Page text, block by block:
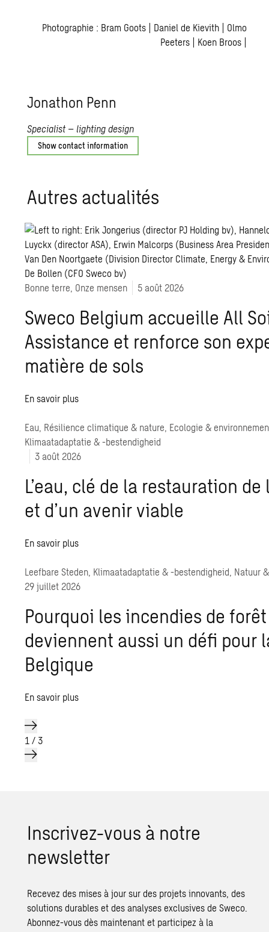
Photographie : Bram Goots | Daniel de Kievith | Olmo
Peeters | Koen Broos |
Jona­thon Penn
Specialist – lighting design
Show contact information
Autres actua­li­tés
Bonne terre, Onze mensen 5 août 2026
Sweco Belgium accueille All
Assistance et renforce son
matière de sols
En savoir plus
Eau, Résilience climatique & nature, Ecologie &
Klimaatadaptatie & -bestendigheid
3 août 2026
L’eau, clé de la restauration
et d’un avenir viable
En savoir plus
Leefbare Steden, Klimaatadaptatie & -bestendigheid, Natuur
29 juillet 2026
Pourquoi les incendies de forêt
deviennent aussi un défi pour
Belgique
En savoir plus
1 / 3
Ins­cri­vez-vous à notre
news­let­ter
Recevez des mises à jour sur des projets innovants, des
solutions durables et des analyses exclusives de Sweco.
Abonnez-vous dès maintenant et participez à la